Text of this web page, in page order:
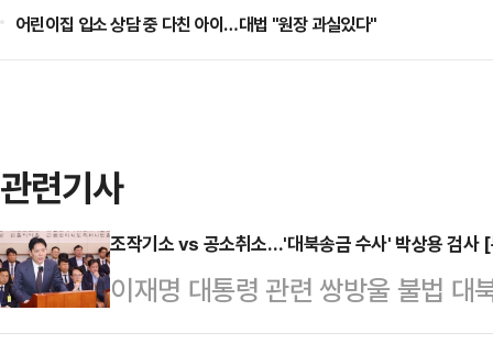
어린이집 입소 상담 중 다친 아이…대법 "원장 과실있다"
관련기사
조작기소 vs 공소취소…'대북송금 수사' 박상용 검사
이재명 대통령 관련 쌍방울 불법 대
연수원 38기) 인천지검 부부장검